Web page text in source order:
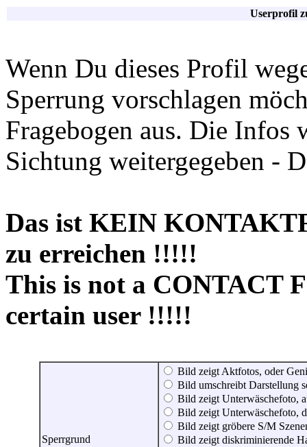
Userprofil
Wenn Du dieses Profil
Sperrung vorschlagen
Fragebogen aus. Die Infos
Sichtung weitergegeben -
Das ist KEIN
zu erreichen !!!!!
This is not a CONTACT
certain user !!!!!
Sperrgrund
Bild zeigt Aktfotos, oder
Bild umschreibt Darstellung
Bild zeigt Unterwäschefoto,
Bild zeigt Unterwäschefoto,
Bild zeigt gröbere S/M
Bild zeigt diskriminierende